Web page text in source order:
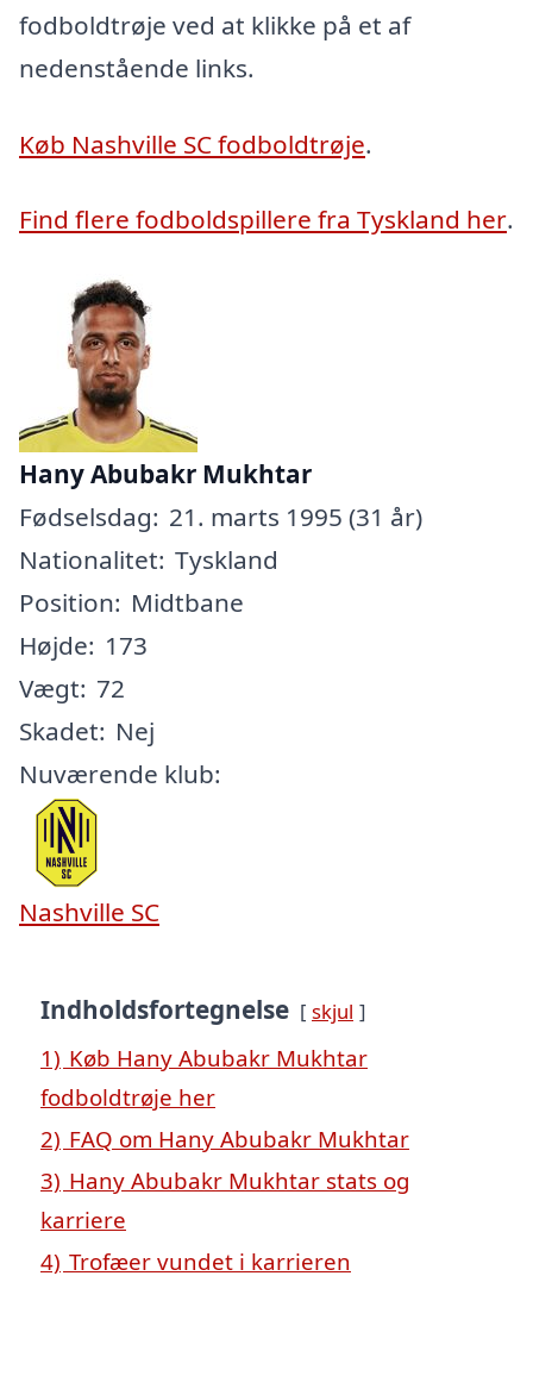
fodboldtrøje ved at klikke på et af
nedenstående links.
Køb Nashville SC fodboldtrøje.
Find flere fodboldspillere fra Tyskland her.
Hany Abubakr Mukhtar
Fødselsdag: 21. marts 1995 (31 år)
Nationalitet: Tyskland
Position: Midtbane
Højde: 173
Vægt: 72
Skadet: Nej
Nuværende klub:
Nashville SC
Indholdsfortegnelse skjul
1) Køb Hany Abubakr Mukhtar
fodboldtrøje her
2) FAQ om Hany Abubakr Mukhtar
3) Hany Abubakr Mukhtar stats og
karriere
4) Trofæer vundet i karrieren